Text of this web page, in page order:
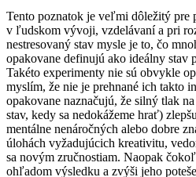
Tento poznatok je veľmi dôležitý pre
v ľudskom vývoji, vzdelávaní a pri
nestresovaný stav mysle je to, čo
opakovane definujú ako ideálny stav
Takéto experimenty nie sú obvykle
myslím, že nie je prehnané ich takto
opakovane naznačujú, že silný tlak
stav, kedy sa nedokážeme hrať)
mentálne nenáročných alebo dobre
úlohách vyžadujúcich kreativitu,
sa novým zručnostiam. Naopak
ohľadom výsledku a zvýši jeho